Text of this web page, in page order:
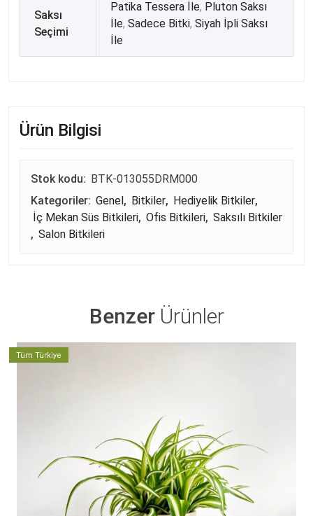
Saksı
Seçimi
Patika Tessera İle, Pluton Saksı
İle, Sadece Bitki, Siyah İpli Saksı
İle
Ürün Bilgisi
Stok kodu: BTK-013055DRM000
Kategoriler: Genel, Bitkiler, Hediyelik Bitkiler,
İç Mekan Süs Bitkileri, Ofis Bitkileri, Saksılı Bitkiler
, Salon Bitkileri
BenzerÜrünler
Tüm Türkiye